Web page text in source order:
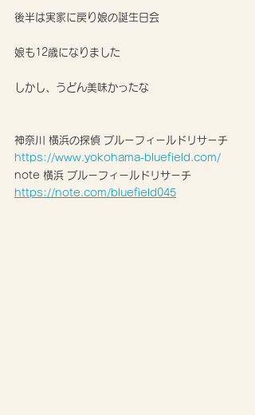
後半は実家に戻り娘の誕生日会
娘も12歳になりました
しかし、うどん美味かったな
神奈川 横浜の探偵 ブルーフィールドリサーチ
https://www.yokohama-bluefield.com/
note 横浜 ブルーフィールドリサーチ
https://note.com/bluefield045